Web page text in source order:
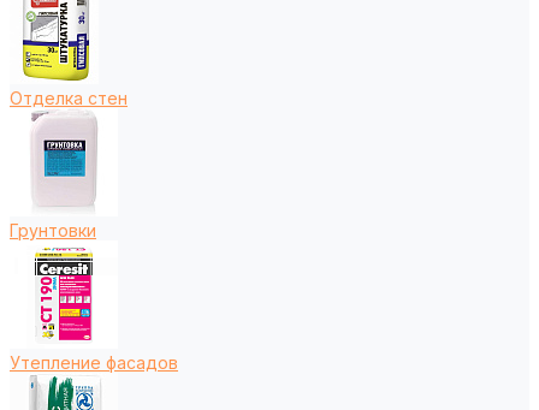
Отделка стен
Грунтовки
Утепление фасадов